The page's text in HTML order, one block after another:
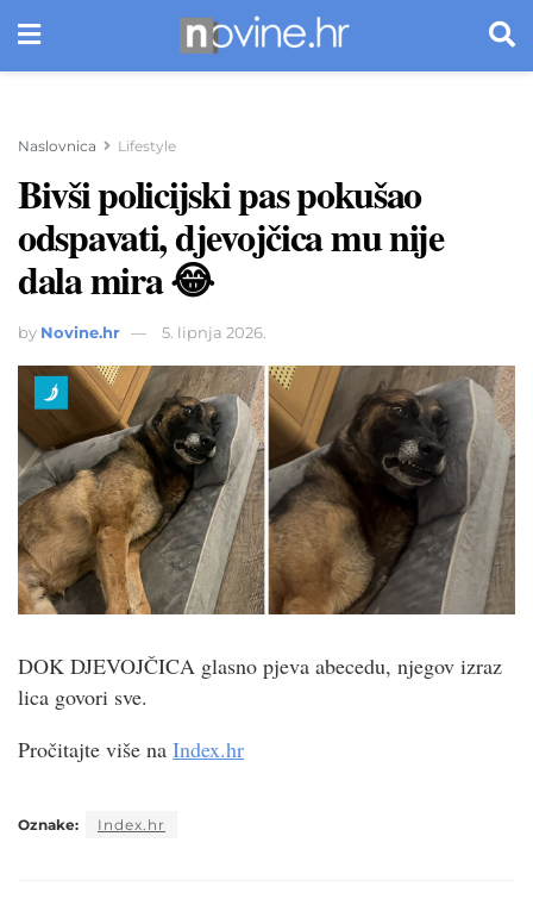
Naslovnica Lifestyle
Bivši policijski pas pokušao
odspavati, djevojčica mu nije
dala mira 😂
by Novine.hr 5. lipnja 2026.
DOK DJEVOJČICA glasno pjeva abecedu, njegov izraz
lica govori sve.
Pročitajte više na Index.hr
Oznake: Index.hr